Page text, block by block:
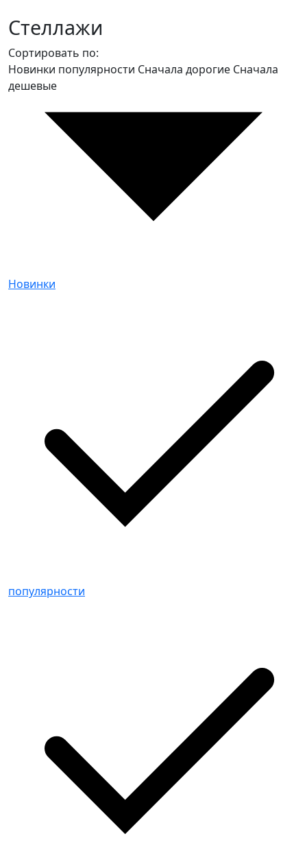
Стеллажи
Сортировать по:
Новинки популярности Сначала дорогие Сначала
дешевые
Новинки
популярности